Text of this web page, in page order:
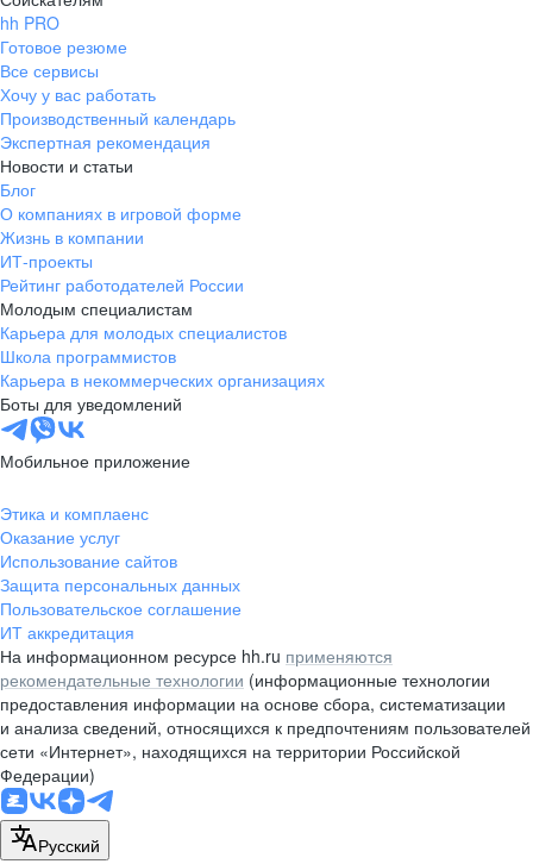
Владивосток
пер. Ланинский д. 4, офис 3.4
+7 423 202-33-28
pr@dv.hh.ru
Новосибирск
ул. Большевистская, д. 35,
помещение 21
+7 383 207-94-64
pr@nsk.hh.ru
Минск
пр-т Дзержинского, д. 57,
10 этаж, помещение 45-1
pr@rabota.by
Алматы
пр. Абая, д. 151, БЦ Алатау,
12 этаж, офис 1209
+7 727 232-13-13
pr@headhunter.com.kz
hh PRO
Готовое резюме
Все сервисы
Хочу у вас работать
Производственный календарь
Экспертная рекомендация
Новости и статьи
Блог
О компаниях в игровой форме
Жизнь в компании
ИТ-проекты
Рейтинг работодателей России
Молодым специалистам
Карьера для молодых специалистов
Школа программистов
Карьера в некоммерческих организациях
Боты для уведомлений
Мобильное приложение
Этика и комплаенс
Оказание услуг
Использование сайтов
Защита персональных данных
Пользовательское соглашение
ИТ аккредитация
На информационном ресурсе hh.ru применяются
рекомендательные технологии (информационные технологии
предоставления информации на основе сбора, систематизации
и анализа сведений, относящихся к предпочтениям пользователей
сети «Интернет», находящихся на территории Российской
Федерации)
Русский